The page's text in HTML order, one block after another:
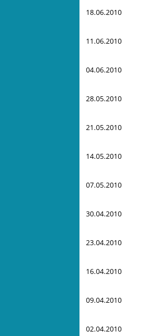
18.06.2010
11.06.2010
04.06.2010
28.05.2010
21.05.2010
14.05.2010
07.05.2010
30.04.2010
23.04.2010
16.04.2010
09.04.2010
02.04.2010